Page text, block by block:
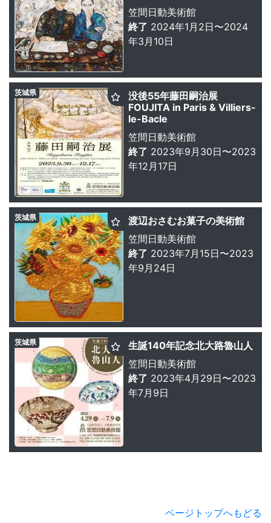
笠間日動美術館
終了 2024年1月2日〜2024
年3月10日
没後55年藤田嗣治展
FOUJITA in Paris & Villiers-
le-Bacle
笠間日動美術館
終了 2023年9月30日〜2023
年12月17日
茨城県
渡辺おさむお菓子の美術館
笠間日動美術館
終了 2023年7月15日〜2023
年9月24日
茨城県
生誕140年記念北大路魯山人
笠間日動美術館
終了 2023年4月29日〜2023
年7月9日
茨城県
ページトップへもどる